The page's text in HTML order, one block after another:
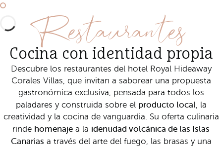
Restaurantes
Cocina con identidad propia
Descubre los restaurantes del hotel Royal Hideaway
Corales Villas, que invitan a saborear una propuesta
gastronómica exclusiva, pensada para todos los
paladares y construida sobre el producto local, la
creatividad y la cocina de vanguardia. Su oferta culinaria
rinde homenaje a la identidad volcánica de las Islas
Canarias a través del arte del fuego, las brasas y una